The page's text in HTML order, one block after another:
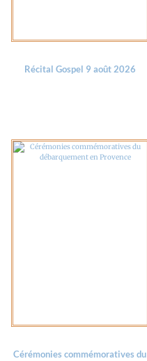
Récital Gospel 9 août 2026
Cérémonies commémoratives du